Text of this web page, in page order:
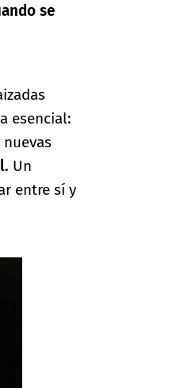
se
esencial:
Un
entre sí y